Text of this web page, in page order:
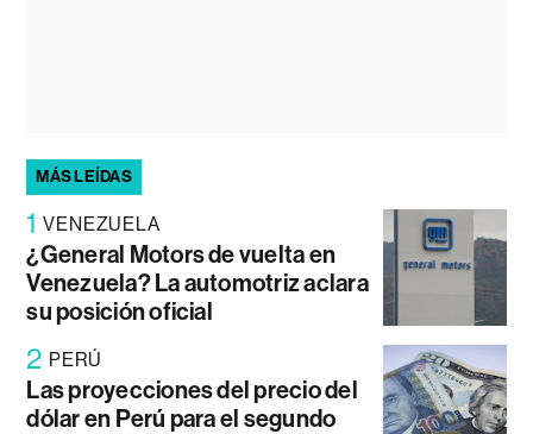
MÁS LEÍDAS
1 VENEZUELA
¿General Motors de vuelta en
Venezuela? La automotriz aclara
su posición oficial
2 PERÚ
Las proyecciones del precio del
dólar en Perú para el segundo